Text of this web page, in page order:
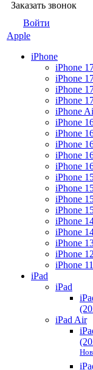
Заказать звонок
Войти
Apple
iPhone
iPhone
iPhone
iPhone
iPhone
iPhone
iPhone
iPhone
iPhone
iPhone
iPhone
iPhone
iPhone
iPhone
iPhone
iPhone
iPhone
iPhone
iPhone 12
iPhone 11
iPad
iPad
iPad Air